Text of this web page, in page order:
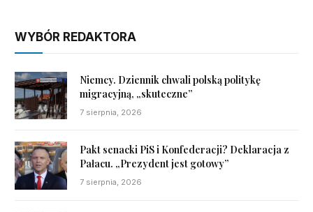
WYBÓR REDAKTORA
Niemcy. Dziennik chwali polską politykę
migracyjną, „skuteczne”
7 sierpnia, 2026
Pakt senacki PiS i Konfederacji? Deklaracja z
Pałacu. „Prezydent jest gotowy”
7 sierpnia, 2026